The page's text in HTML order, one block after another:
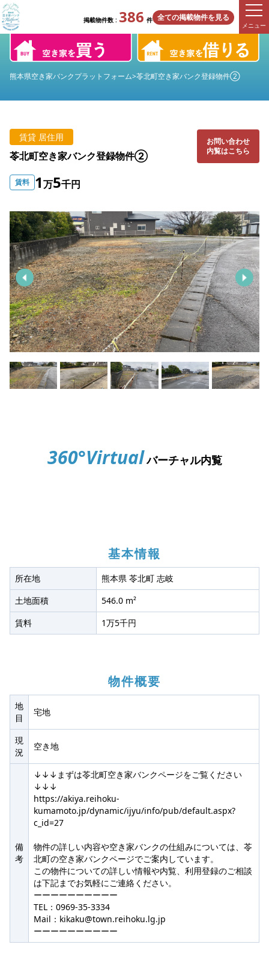
掲載物件数 : 386 件 全ての掲載物件を見る
メニュー
熊本県空き家バンクプラットフォーム>苓北町空き家バンク登録物件②
賃貸 居住用
苓北町空き家バンク登録物件②
お問い合わせ
内覧はこちら
賃料 1万5千円
360°Virtualバーチャル内覧
基本情報
所在地
熊本県 苓北町 志岐
土地面積
546.0 m²
賃料
1万5千円
物件概要
地
目
宅地
現
況
空き地
備
考
↓↓↓まずは苓北町空き家バンクページをご覧ください
↓↓↓
https://akiya.reihoku-
kumamoto.jp/dynamic/ijyu/info/pub/default.aspx?
c_id=27
物件の詳しい内容や空き家バンクの仕組みについては、苓
北町の空き家バンクページでご案内しています。
この物件についての詳しい情報や内覧、利用登録のご相談
は下記までお気軽にご連絡ください。
ーーーーーーーーーー
TEL：0969-35-3334
Mail：kikaku@town.reihoku.lg.jp
ーーーーーーーーーー